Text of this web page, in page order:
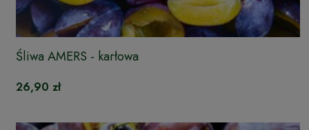
Śliwa AMERS - karłowa
26,90 zł